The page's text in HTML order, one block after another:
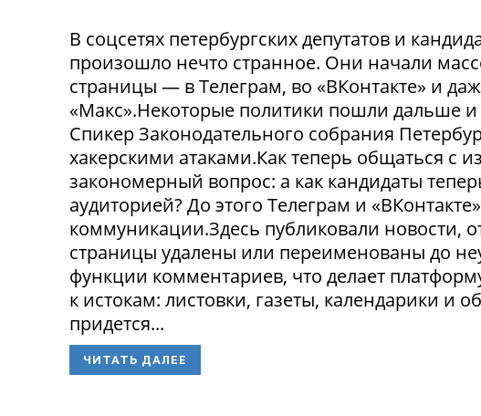
В соцсетях петербургских депутатов и
произошло нечто странное. Они начали
страницы — в Телеграм, во «ВКонтакте» и
«Макс».Некоторые политики пошли дальше
Спикер Законодательного собрания
хакерскими атаками.Как теперь общаться с
закономерный вопрос: а как кандидаты
аудиторией? До этого Телеграм и
коммуникации.Здесь публиковали новости,
страницы удалены или переименованы до
функции комментариев, что делает
к истокам: листовки, газеты, календарики и
придется...
ЧИТАТЬ ДАЛЕЕ